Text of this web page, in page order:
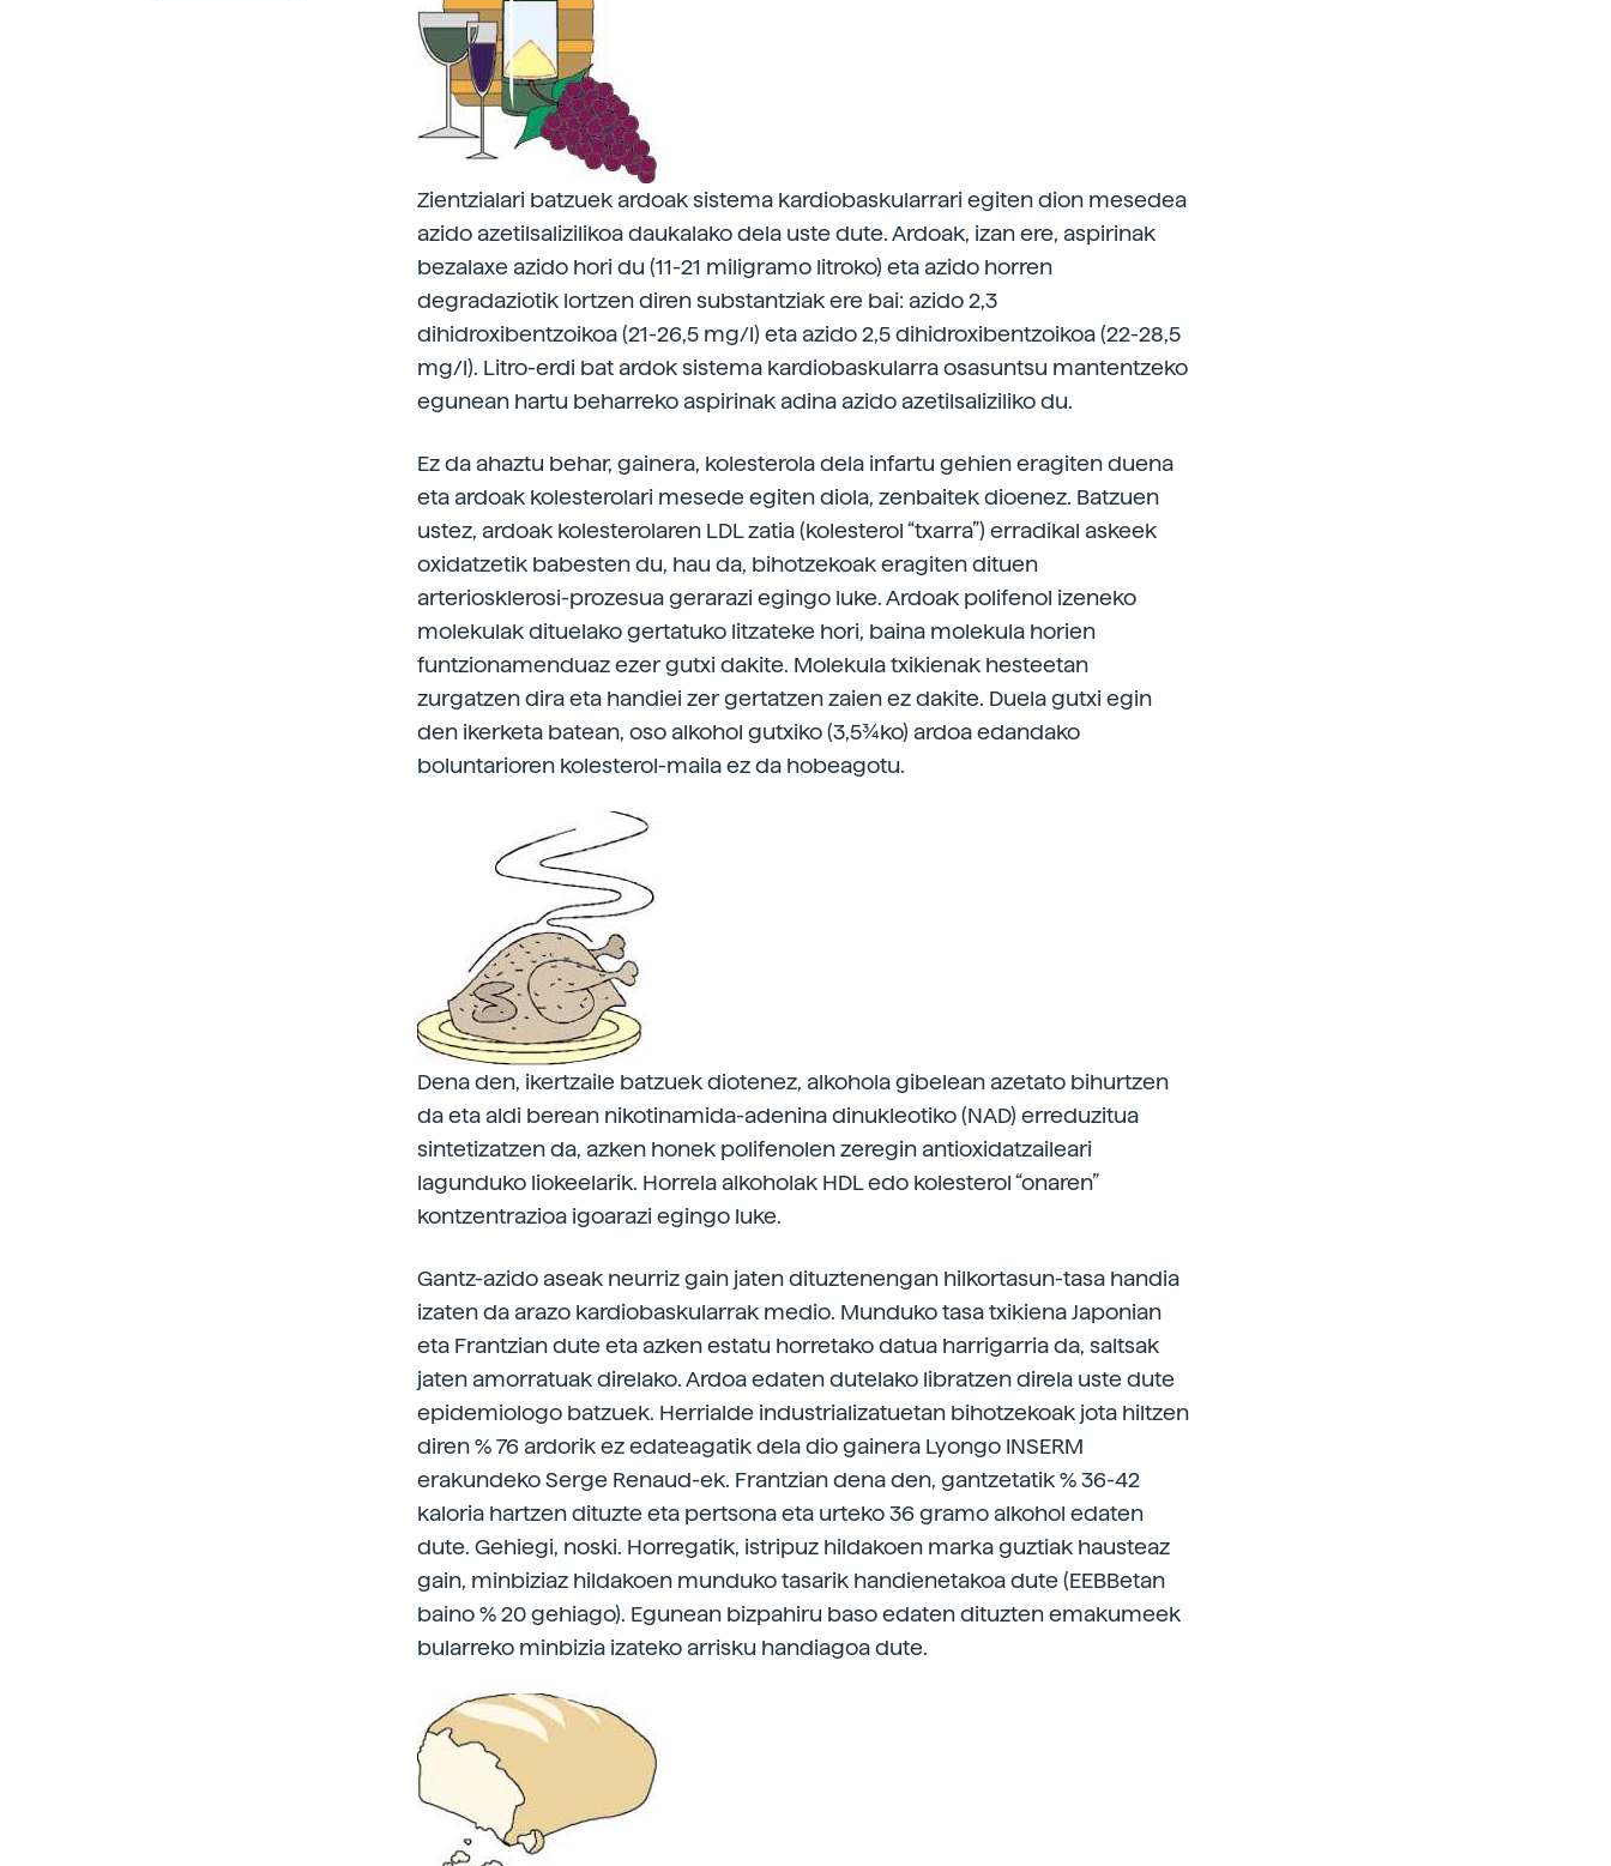
Zientzialari batzuek ardoak sistema kardiobaskularrari egiten dion mesedea
azido azetilsalizilikoa daukalako dela uste dute. Ardoak, izan ere, aspirinak
bezalaxe azido hori du (11-21 miligramo litroko) eta azido horren
degradaziotik lortzen diren substantziak ere bai: azido 2,3
dihidroxibentzoikoa (21-26,5 mg/l) eta azido 2,5 dihidroxibentzoikoa (22-28,5
mg/l). Litro-erdi bat ardok sistema kardiobaskularra osasuntsu mantentzeko
egunean hartu beharreko aspirinak adina azido azetilsaliziliko du.
Ez da ahaztu behar, gainera, kolesterola dela infartu gehien eragiten duena
eta ardoak kolesterolari mesede egiten diola, zenbaitek dioenez. Batzuen
ustez, ardoak kolesterolaren LDL zatia (kolesterol “txarra”) erradikal askeek
oxidatzetik babesten du, hau da, bihotzekoak eragiten dituen
arteriosklerosi-prozesua gerarazi egingo luke. Ardoak polifenol izeneko
molekulak dituelako gertatuko litzateke hori, baina molekula horien
funtzionamenduaz ezer gutxi dakite. Molekula txikienak hesteetan
zurgatzen dira eta handiei zer gertatzen zaien ez dakite. Duela gutxi egin
den ikerketa batean, oso alkohol gutxiko (3,5¾ko) ardoa edandako
boluntarioren kolesterol-maila ez da hobeagotu.
Dena den, ikertzaile batzuek diotenez, alkohola gibelean azetato bihurtzen
da eta aldi berean nikotinamida-adenina dinukleotiko (NAD) erreduzitua
sintetizatzen da, azken honek polifenolen zeregin antioxidatzaileari
lagunduko liokeelarik. Horrela alkoholak HDL edo kolesterol “onaren”
kontzentrazioa igoarazi egingo luke.
Gantz-azido aseak neurriz gain jaten dituztenengan hilkortasun-tasa handia
izaten da arazo kardiobaskularrak medio. Munduko tasa txikiena Japonian
eta Frantzian dute eta azken estatu horretako datua harrigarria da, saltsak
jaten amorratuak direlako. Ardoa edaten dutelako libratzen direla uste dute
epidemiologo batzuek. Herrialde industrializatuetan bihotzekoak jota hiltzen
diren % 76 ardorik ez edateagatik dela dio gainera Lyongo INSERM
erakundeko Serge Renaud-ek. Frantzian dena den, gantzetatik % 36-42
kaloria hartzen dituzte eta pertsona eta urteko 36 gramo alkohol edaten
dute. Gehiegi, noski. Horregatik, istripuz hildakoen marka guztiak hausteaz
gain, minbiziaz hildakoen munduko tasarik handienetakoa dute (EEBBetan
baino % 20 gehiago). Egunean bizpahiru baso edaten dituzten emakumeek
bularreko minbizia izateko arrisku handiagoa dute.